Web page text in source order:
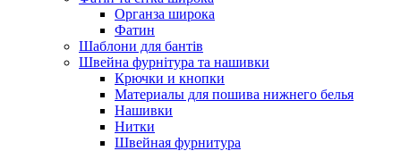
Органза широка
Фатин
Шаблони для бантів
Швейна фурнітура та нашивки
Крючки и кнопки
Материалы для пошива нижнего белья
Нашивки
Нитки
Швейная фурнитура